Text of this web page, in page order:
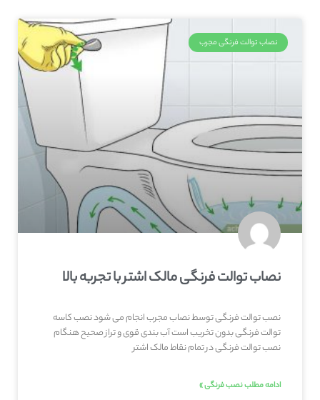
نصاب توالت فرنگی مجرب
نصاب توالت فرنگی مالک اشتر با تجربه بالا
نصب توالت فرنگی توسط نصاب مجرب انجام می شود نصب کاسه
توالت فرنگی بدون تخریب است آب بندی قوی و تراز صحیح هنگام
نصب توالت فرنگی در تمام نقاط مالک اشتر
ادامه مطلب نصب فرنگی »